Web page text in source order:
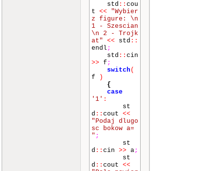
std :: cou
t <<
"Wybier
z figure: \n
1 - Szescian
\n 2 - Trojk
at"
<< std ::
endl ;
std :: cin
>> f ;
switch (
f
)
{
case
'1' :
st
d :: cout <<
"Podaj dlugo
sc bokow a=
" ;
st
d :: cin >> a;
st
d :: cout <<